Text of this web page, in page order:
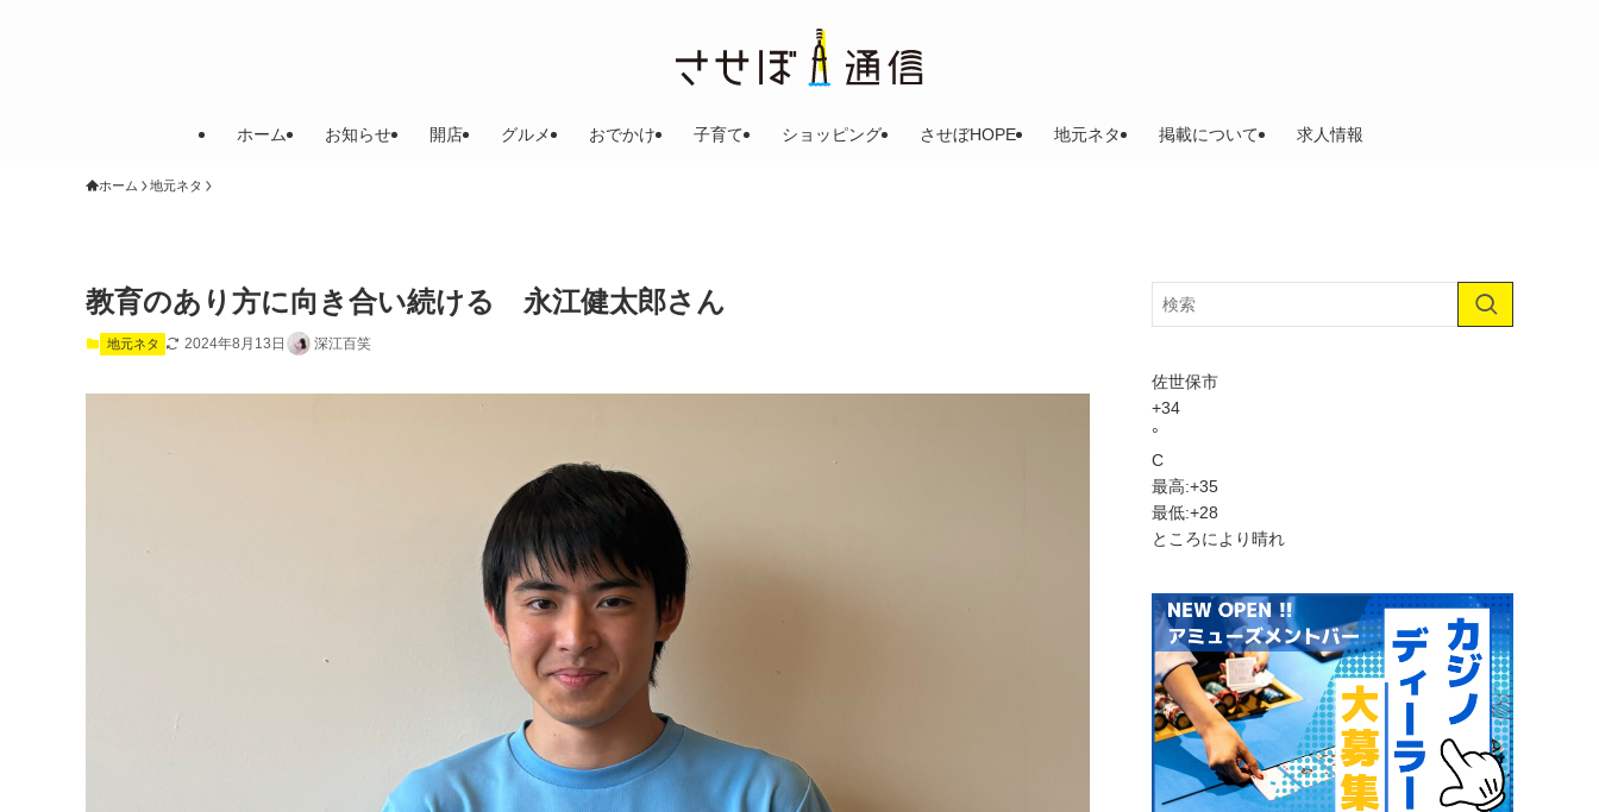
ホーム お知らせ 開店 グルメ おでかけ 子育て ショッピング させぼHOPE 地元ネタ 掲載について 求人情報
ホーム 地元ネタ
教育のあり方に向き合い続ける 永江健太郎さん
地元ネタ 2024年8月13日 深江百笑
佐世保市
+34
°
C
最高:+35
最低:+28
ところにより晴れ